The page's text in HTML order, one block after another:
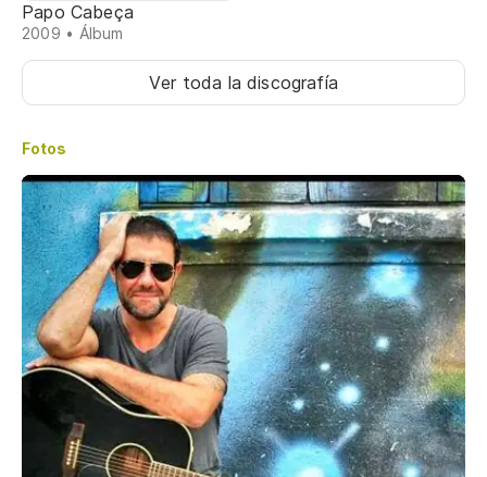
Papo Cabeça
2009 • Álbum
Ver toda la discografía
Fotos